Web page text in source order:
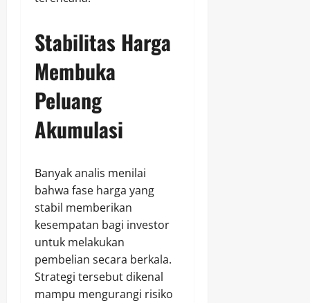
Stabilitas Harga
Membuka
Peluang
Akumulasi
Banyak analis menilai
bahwa fase harga yang
stabil memberikan
kesempatan bagi investor
untuk melakukan
pembelian secara berkala.
Strategi tersebut dikenal
mampu mengurangi risiko